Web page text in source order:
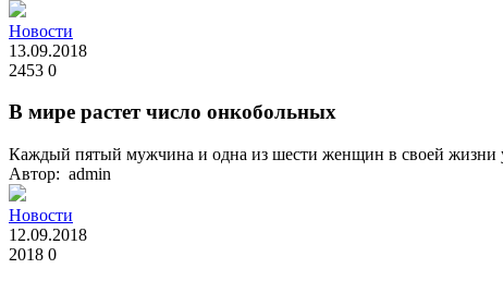
Новости
13.09.2018
2453 0
В мире растет число онкобольных
Каждый пятый мужчина и одна из шести женщин в своей жизни
Автор: admin
Новости
12.09.2018
2018 0